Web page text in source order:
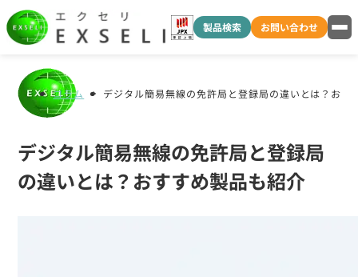
製品検索 お問い合わせ
コラム デジタル簡易無線の免許局と登録局の違いとは？おす
デジタル簡易無線の免許局と登録局
の違いとは？おすすめ製品も紹介